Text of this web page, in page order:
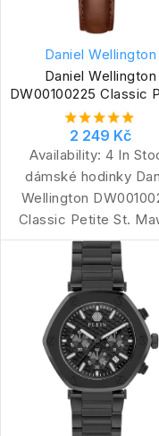
Daniel Wellington
Daniel Wellington
DW00100225 Classic
St. Mawes
2 249 Kč
Availability: 4 In
dámské hodinky
Wellington
Classic Petite St.